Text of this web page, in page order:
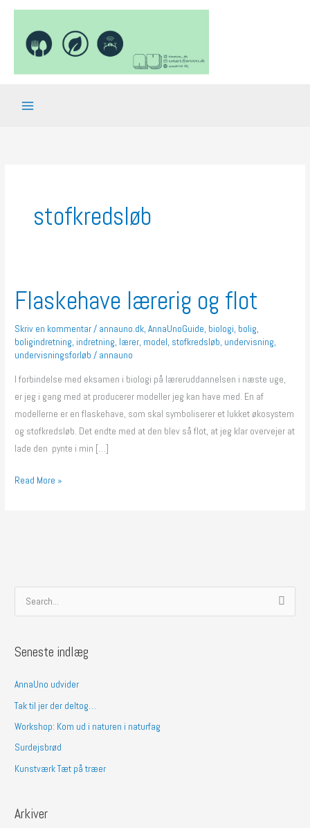
indholdet
stofkredsløb
Flaskehave lærerig og flot
Skriv en kommentar/ annauno.dk,AnnaUnoGuide, biologi, bolig,
boligindretning, indretning, lærer, model, stofkredsløb, undervisning,
undervisningsforløb / annauno
I forbindelse med eksamen i biologi på læreruddannelsen i næste uge,
er jeg i gang med at producerer modeller jeg kan have med. En af
modellerne er en flaskehave, som skal symboliserer et lukket økosystem
og stofkredsløb. Det endte med at den blev så flot, at jeg klar overvejer at
lade den pynte i min […]
Flaskehave
lærerig
og
flot
Read More »
e
f
:
Seneste indlæg
AnnaUno udvider
Tak til jer der deltog…
Workshop: Kom ud i naturen i naturfag
Surdejsbrød
Kunstværk Tæt på træer
Arkiver